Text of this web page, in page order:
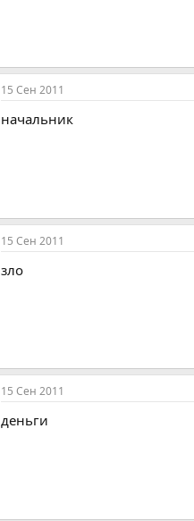
15 Сен 2011
начальник
15 Сен 2011
зло
15 Сен 2011
деньги